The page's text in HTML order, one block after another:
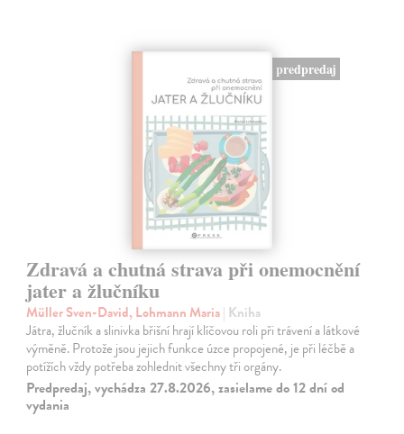
predpredaj
Zdravá a chutná strava při onemocnění
jater a žlučníku
Müller Sven-David, Lohmann Maria| Kniha
Játra, žlučník a slinivka břišní hrají klíčovou roli při trávení a látkové
výměně. Protože jsou jejich funkce úzce propojené, je při léčbě a
potížích vždy potřeba zohlednit všechny tři orgány.
Predpredaj, vychádza 27.8.2026, zasielame do 12 dní od
vydania